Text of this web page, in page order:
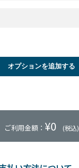
オプションを追加する
ご利用金額： ¥0 (税込)